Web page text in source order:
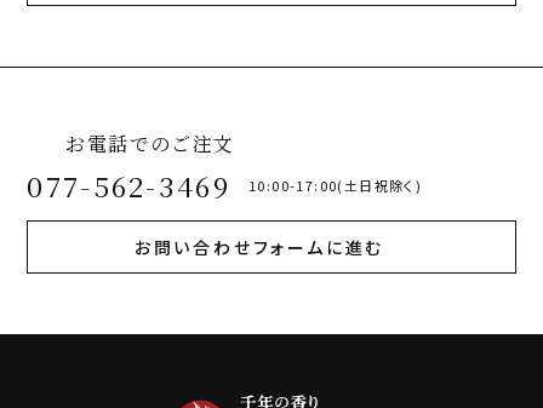
お電話でのご注文
077-562-3469 10:00-17:00(土日祝除く)
お問い合わせフォームに進む